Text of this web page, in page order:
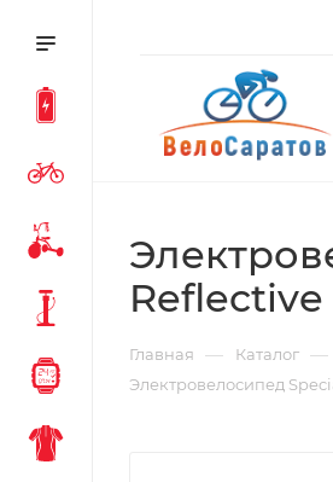
Reflective
Главная — Каталог —
Электровелосипед